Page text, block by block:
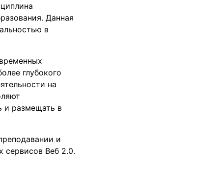
Данная
в
глубокого
на
и размещать в
и
сервисов Веб 2.0.